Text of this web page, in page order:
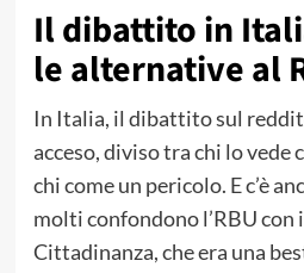
Il dibattito in
le alternative al
In Italia, il dibattito sul
acceso, diviso tra chi lo vede
chi come un pericolo. E c’è
molti confondono l’RBU con
Cittadinanza, che era una